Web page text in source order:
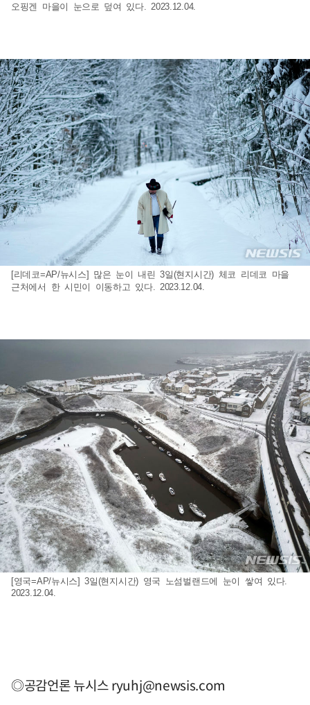
오핑겐 마을이 눈으로 덮여 있다. 2023.12.04.
[리데코=AP/뉴시스] 많은 눈이 내린 3일(현지시간) 체코 리데코 마을
근처에서 한 시민이 이동하고 있다. 2023.12.04.
[영국=AP/뉴시스] 3일(현지시간) 영국 노섬벌랜드에 눈이 쌓여 있다.
2023.12.04.
◎공감언론 뉴시스ryuhj@newsis.com